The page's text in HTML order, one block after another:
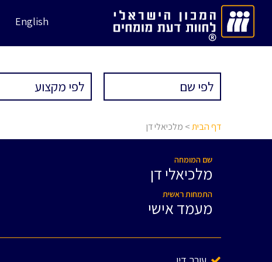
English
דף הבית> מלכיאלי דן
שם המומחה
מלכיאלי דן
התמחות ראשית
מעמד אישי